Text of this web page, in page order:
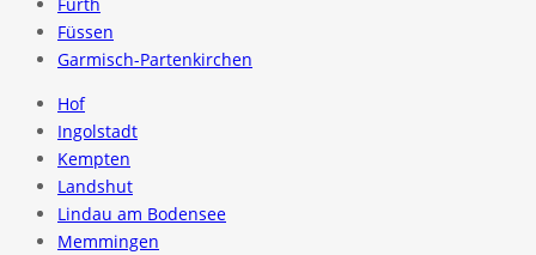
Füssen
Garmisch-Partenkirchen
Hof
Ingolstadt
Kempten
Landshut
Lindau am Bodensee
Memmingen